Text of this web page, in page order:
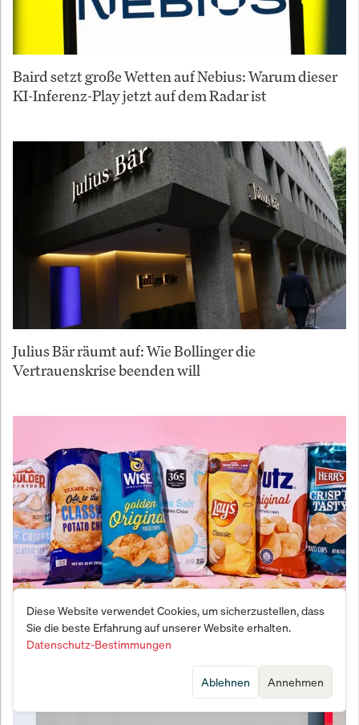
Baird setzt große Wetten auf Nebius: Warum dieser
KI-Inferenz-Play jetzt auf dem Radar ist
Julius Bär räumt auf: Wie Bollinger die
Vertrauenskrise beenden will
Überraschung an der Wall Street: Diese
Snackhersteller-Aktie explodiert um 90 Prozent –
während Tech-Giganten zittern
Diese Website verwendet Cookies, um sicherzustellen, dass
Sie die beste Erfahrung auf unserer Website erhalten.
Datenschutz-Bestimmungen
Annehmen
Ablehnen